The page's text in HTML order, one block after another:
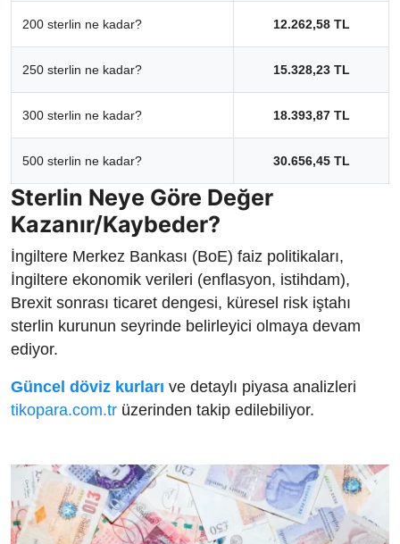
200 sterlin ne kadar? 12.262,58 TL
250 sterlin ne kadar? 15.328,23 TL
300 sterlin ne kadar? 18.393,87 TL
500 sterlin ne kadar? 30.656,45 TL
Sterlin Neye Göre Değer
Kazanır/Kaybeder?
İngiltere Merkez Bankası (BoE) faiz politikaları,
İngiltere ekonomik verileri (enflasyon, istihdam),
Brexit sonrası ticaret dengesi, küresel risk iştahı
sterlin kurunun seyrinde belirleyici olmaya devam
ediyor.
Güncel döviz kurları ve detaylı piyasa analizleri
tikopara.com.tr üzerinden takip edilebiliyor.